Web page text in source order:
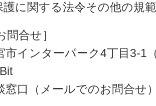
護に関する法令その他の規
問合せ］
市インターパーク4丁目3-1
窓口（メールでのお問合せ